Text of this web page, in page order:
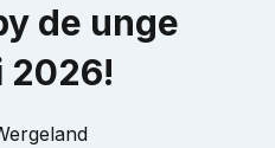
de unge
2026!